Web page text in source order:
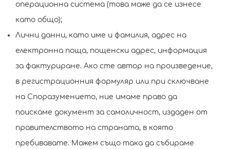
операционна система (това може да се изнесе
като общо);
Лични данни, като име и фамилия, адрес на
електронна поща, пощенски адрес, информация
за фактуриране. Ако сте автор на произведение,
в регистрационния формуляр или при сключване
на Споразумението, ние имаме право да
поискаме документ за самоличност, издаден от
правителството на страната, в която
пребивавате. Можем също така да събираме